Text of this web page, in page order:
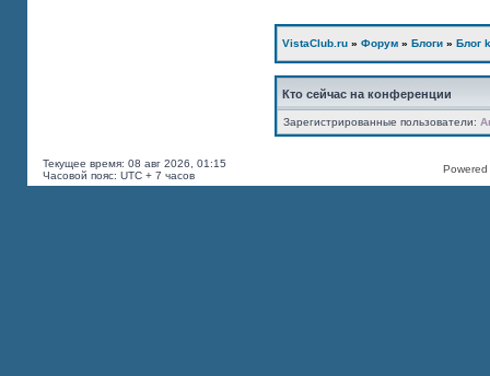
VistaClub.ru » Форум » Блоги » Блог
Кто сейчас на конференции
Зарегистрированные пользователи:
Текущее время: 08 авг 2026, 01:15
Часовой пояс: UTC + 7 часов